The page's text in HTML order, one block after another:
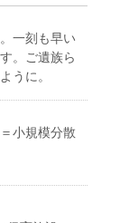
一刻も早い
。ご遺族ら
うに。
小規模分散